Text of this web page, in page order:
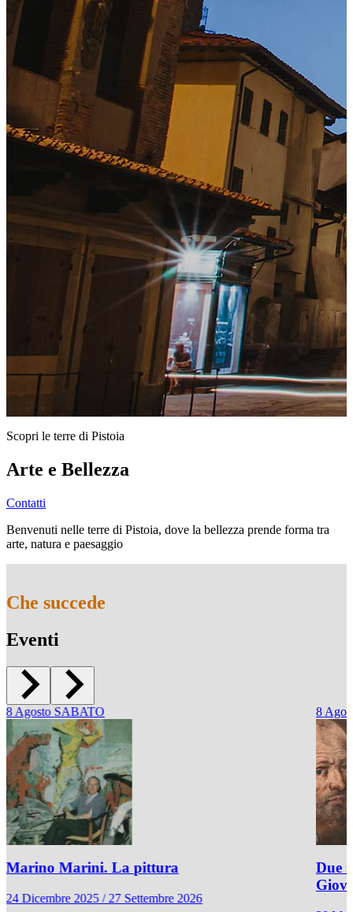
Scopri le terre di Pistoia
Arte e Bellezza
Contatti
Benvenuti nelle terre di Pistoia, dove la bellezza prende forma tra
arte, natura e paesaggio
Che succede
Eventi
8Agosto SABATO
Marino Marini. La pittura
24 Dicembre 2025 / 27 Settembre 2026
8
Due